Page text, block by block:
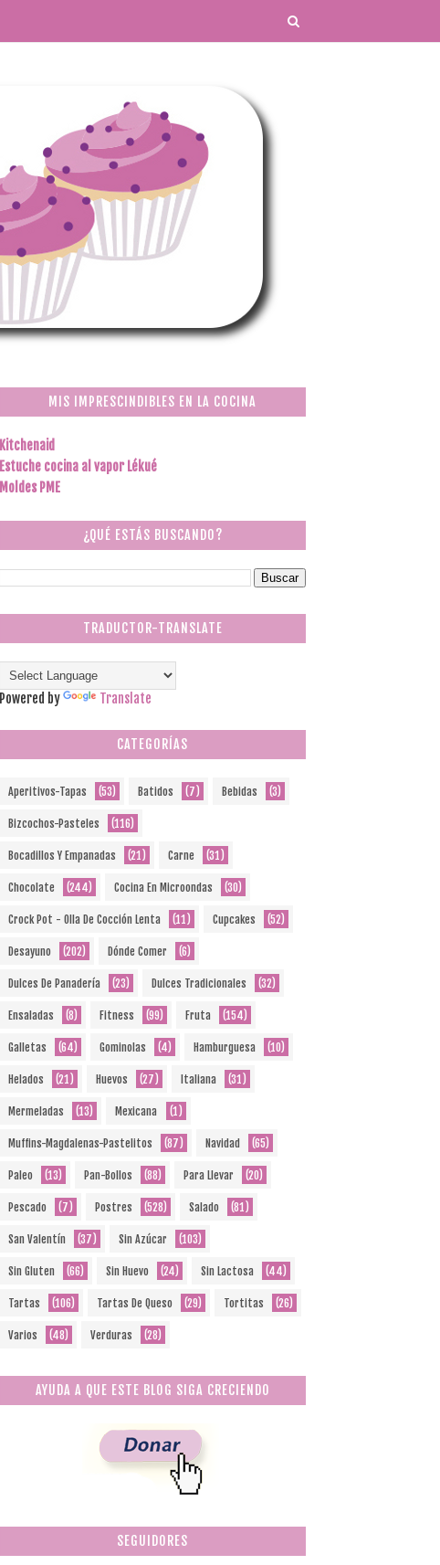
MIS IMPRESCINDIBLES EN LA COCINA
Kitchenaid
Estuche cocina al vapor Lékué
Moldes PME
¿QUÉ ESTÁS BUSCANDO?
TRADUCTOR-TRANSLATE
Powered by Translate
CATEGORÍAS
Aperitivos-Tapas (53) Batidos (7) Bebidas (3)
Bizcochos-Pasteles (116)
Bocadillos Y Empanadas (21) Carne (31)
Chocolate (244) Cocina En Microondas (30)
Crock Pot - Olla De Cocción Lenta (11) Cupcakes (52)
Desayuno (202) Dónde Comer (6)
Dulces De Panadería (23) Dulces Tradicionales (32)
Ensaladas (8) Fitness (99) Fruta (154)
Galletas (64) Gominolas (4) Hamburguesa (10)
Helados (21) Huevos (27) Italiana (31)
Mermeladas (13) Mexicana (1)
Muffins-Magdalenas-Pastelitos (87) Navidad (65)
Paleo (13) Pan-Bollos (88) Para Llevar (20)
Pescado (7) Postres (528) Salado (81)
San Valentín (37) Sin Azúcar (103)
Sin Gluten (66) Sin Huevo (24) Sin Lactosa (44)
Tartas (106) Tartas De Queso (29) Tortitas (26)
Varios (48) Verduras (28)
AYUDA A QUE ESTE BLOG SIGA CRECIENDO
SEGUIDORES